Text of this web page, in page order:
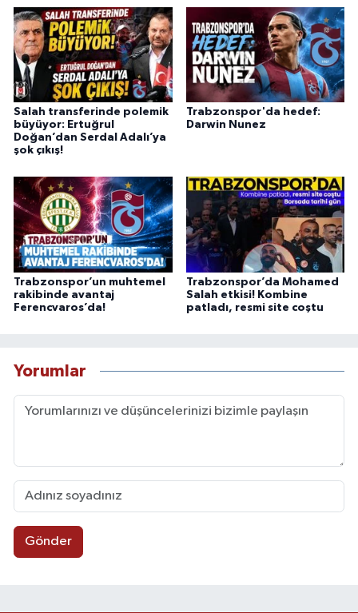
Salah transferinde polemik
büyüyor: Ertuğrul
Doğan’dan Serdal Adalı’ya
şok çıkış!
Trabzonspor'da hedef:
Darwin Nunez
Trabzonspor’un muhtemel
rakibinde avantaj
Ferencvaros’da!
Trabzonspor’da Mohamed
Salah etkisi! Kombine
patladı, resmi site coştu
Yorumlar
Gönder